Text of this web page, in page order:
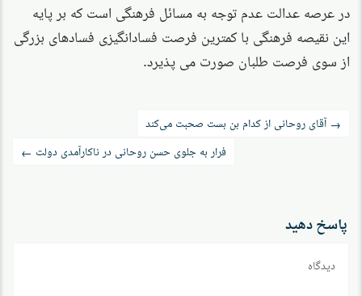
در عرصه عدالت عدم توجه به مسائل فرهنگی است که بر پایه
این نقیصه فرهنگی با کمترین فرصت فسادانگیزی فسادهای بزرگی
از سوی فرصت طلبان صورت می پذیرد.
راه‌بری
→ آقای روحانی از کدام بن بست صحبت می‌کند
فرار به جلوی حسن روحانی در ناکارآمدی دولت ←
پاسخ دهید